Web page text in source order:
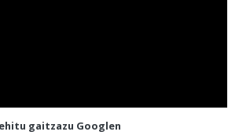
gaitzazu Googlen